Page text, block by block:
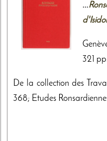
...
321
De la collection des
368; Etudes